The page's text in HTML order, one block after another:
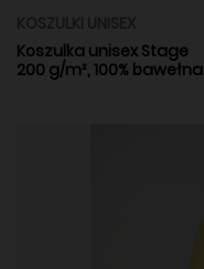
Koszulka unisex Stage
200 g/m², 100% bawełna